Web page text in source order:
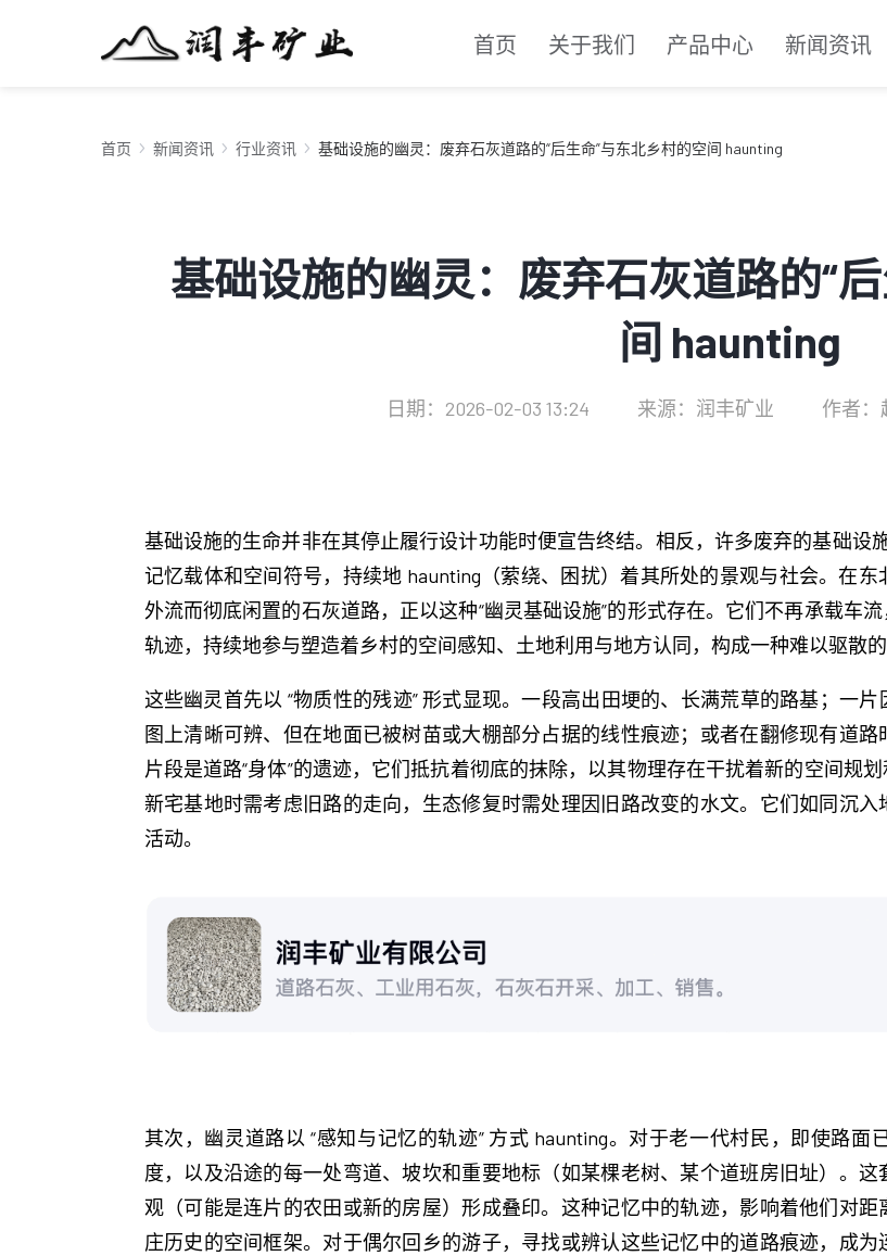
首页 关于我们 产品中心 新闻资讯
首页 新闻资讯 行业资讯 基础设施的幽灵：废弃石灰道路的“后生命”与东北乡村的空间 haunting
基础设施的幽灵：废弃石灰道路的“
间 haunting
日期：2026-02-03 13:24 来源：润丰矿业 作者：
基础设施的生命并非在其停止履行设计功能时便宣告终结。相反，许多废弃的基础设
记忆载体和空间符号，持续地 haunting（萦绕、困扰）着其所处的景观与社会。在
外流而彻底闲置的石灰道路，正以这种“幽灵基础设施”的形式存在。它们不再承载车
轨迹，持续地参与塑造着乡村的空间感知、土地利用与地方认同，构成一种难以驱散的“
这些幽灵首先以 “物质性的残迹” 形式显现。一段高出田埂的、长满荒草的路基；一
图上清晰可辨、但在地面已被树苗或大棚部分占据的线性痕迹；或者在翻修现有道
片段是道路“身体”的遗迹，它们抵抗着彻底的抹除，以其物理存在干扰着新的空间规
新宅基地时需考虑旧路的走向，生态修复时需处理因旧路改变的水文。它们如同沉
活动。
其次，幽灵道路以 “感知与记忆的轨迹” 方式 haunting。对于老一代村民，即使路
度，以及沿途的每一处弯道、坡坎和重要地标（如某棵老树、某个道班房旧址）。
观（可能是连片的农田或新的房屋）形成叠印。这种记忆中的轨迹，影响着他们对
庄历史的空间框架。对于偶尔回乡的游子，寻找或辨认这些记忆中的道路痕迹，成